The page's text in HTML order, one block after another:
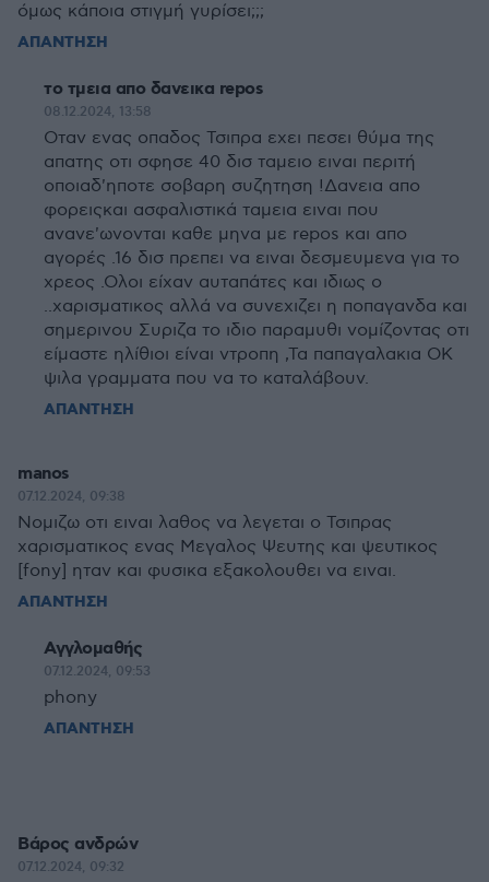
όμως κάποια στιγμή γυρίσει;;;
ΑΠΑΝΤΗΣΗ
το τμεια απο δανεικα repos
08.12.2024, 13:58
Oταν ενας οπαδος Τσιπρα εχει πεσει θύμα της
απατης οτι σφησε 40 δισ ταμειο ειναι περιτή
οποιαδ'ηποτε σοβαρη συζητηση !Δανεια απο
φορειςκαι ασφαλιστικά ταμεια ειναι που
ανανε'ωνονται καθε μηνα με repos και απο
αγορές .16 δισ πρεπει να ειναι δεσμευμενα για το
χρεος .Ολοι είχαν αυταπάτες και ιδιως ο
..χαρισματικος αλλά να συνεχιζει η ποπαγανδα και
σημερινου Συριζα το ιδιο παραμυθι νομίζοντας οτι
είμαστε ηλίθιοι είναι ντροπη ,Τα παπαγαλακια ΟΚ
ψιλα γραμματα που να το καταλάβουν.
ΑΠΑΝΤΗΣΗ
manos
07.12.2024, 09:38
Νομιζω οτι ειναι λαθος να λεγεται ο Τσιπρας
χαρισματικος ενας Μεγαλος Ψευτης και ψευτικος
[fony] ηταν και φυσικα εξακολουθει να ειναι.
ΑΠΑΝΤΗΣΗ
Αγγλομαθής
07.12.2024, 09:53
phony
ΑΠΑΝΤΗΣΗ
Βάρος ανδρών
07.12.2024, 09:32